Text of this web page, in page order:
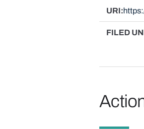
URI
FILED